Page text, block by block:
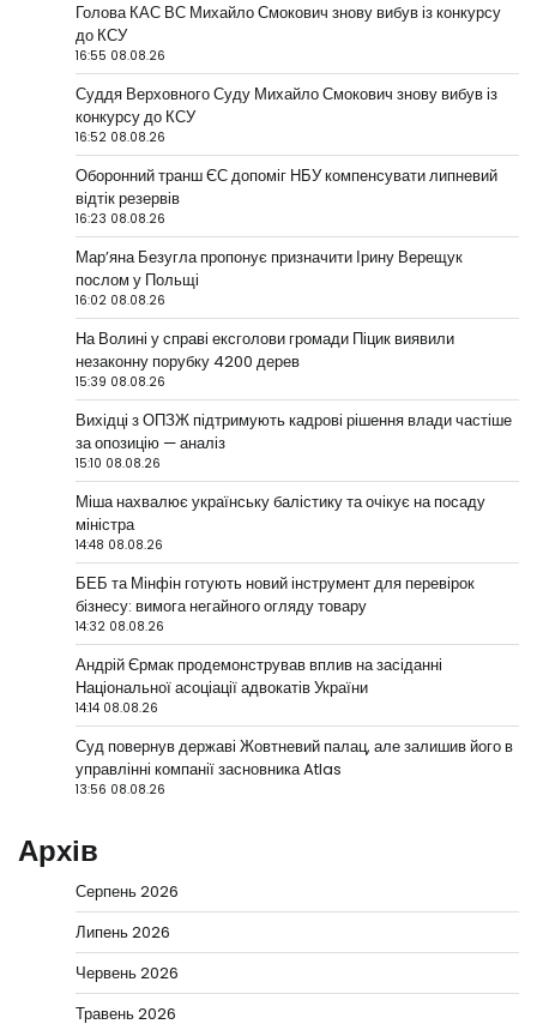
Голова КАС ВС Михайло Смокович знову вибув із конкурсу
до КСУ
16:55 08.08.26
Суддя Верховного Суду Михайло Смокович знову вибув із
конкурсу до КСУ
16:52 08.08.26
Оборонний транш ЄС допоміг НБУ компенсувати липневий
відтік резервів
16:23 08.08.26
Мар’яна Безугла пропонує призначити Ірину Верещук
послом у Польщі
16:02 08.08.26
На Волині у справі ексголови громади Піцик виявили
незаконну порубку 4200 дерев
15:39 08.08.26
Вихідці з ОПЗЖ підтримують кадрові рішення влади частіше
за опозицію — аналіз
15:10 08.08.26
Міша нахвалює українську балістику та очікує на посаду
міністра
14:48 08.08.26
БЕБ та Мінфін готують новий інструмент для перевірок
бізнесу: вимога негайного огляду товару
14:32 08.08.26
Андрій Єрмак продемонстрував вплив на засіданні
Національної асоціації адвокатів України
14:14 08.08.26
Суд повернув державі Жовтневий палац, але залишив його в
управлінні компанії засновника Atlas
13:56 08.08.26
Архів
Серпень 2026
Липень 2026
Червень 2026
Травень 2026